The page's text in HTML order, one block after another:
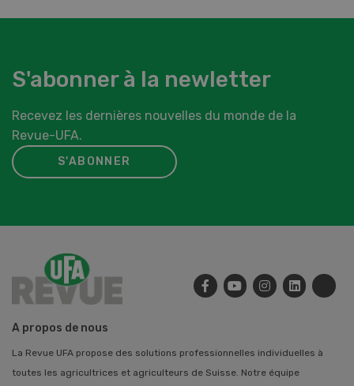
S'abonner à la newletter
Recevez les dernières nouvelles du monde de la
Revue-UFA.
S'ABONNER
A propos de nous
La Revue UFA propose des solutions professionnelles individuelles à
toutes les agricultrices et agriculteurs de Suisse. Notre équipe